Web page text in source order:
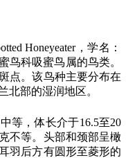
Honeyeater，学名：
鸟科吸蜜鸟属的鸟类。
点。该鸟种主要分布在
北部的湿润地区。
等，体长介于16.5至20
不等。头部和颈部呈橄
羽后方有圆形至菱形的